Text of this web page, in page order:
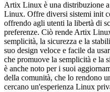
Artix Linux è una distribuzione
Linux. Offre diversi sistemi init
offrendo agli utenti la libertà di
preferenze. Ciò rende Artix
semplicità, la sicurezza e la
suo design veloce e facile da
che promuove la semplicità e la
è anche noto per i suoi
della comunità, che lo rendono
cercano un'esperienza Linux